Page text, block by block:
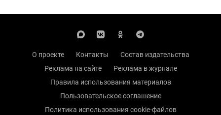
О проекте Контакты
Состав издательства
Реклама на сайте
Реклама в журнале
Правила использования материалов
Пользовательское соглашение
Политика использования cookie-файлов